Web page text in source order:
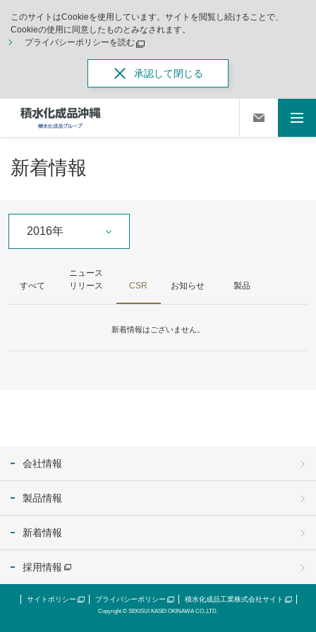
このサイトはCookieを使用しています。サイトを閲覧し続けることで、
Cookieの使用に同意したものとみなされます。
プライバシーポリシーを読む
承認して閉じる
新着情報
2016年
すべて
ニュース
リリース
CSR お知らせ 製品
新着情報はございません。
会社情報
製品情報
新着情報
採用情報
サイトポリシー プライバシーポリシー 積水化成品工業株式会社サイト
Copyright © SEKISUI KASEI OKINAWA CO.,LTD.